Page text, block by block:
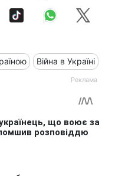
Війна в Україні